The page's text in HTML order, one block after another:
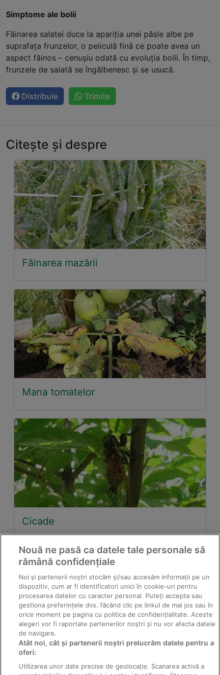
Simptome ale bolii
Făinarea salatei duce la apariția unei pâsle albe pe
suprafața frunzelor, o peliculă fină ce poate avea un
aspect făinos – cenușiu odată cu evoluția bolii. În timp,
frunzele de salată se îngălbenesc și se usucă.
Distribuie Trimite
Citește și despre
Făinarea mazării
Mana tomatelor
Cicade
Făinarea mazării
Nouă ne pasă ca datele tale personale să
rămână confidențiale
Noi și partenerii noștri stocăm și/sau accesăm informații pe un
dispozitiv, cum ar fi identificatori unici în cookie-uri pentru
procesarea datelor cu caracter personal. Puteți accepta sau
gestiona preferințele dvs. făcând clic pe linkul de mai jos sau în
orice moment pe pagina cu politica de confidențialitate. Aceste
alegeri vor fi raportate partenerilor noștri și nu vor afecta datele
de navigare.
Atât noi, cât și partenerii noștri prelucrăm datele pentru a
oferi:
Utilizarea unor date precise de geolocație. Scanarea activă a